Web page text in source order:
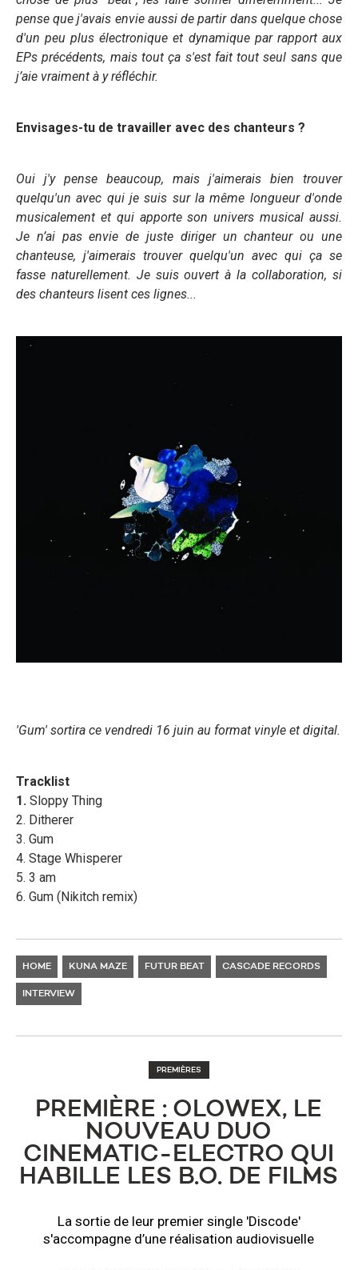
pense que j'avais envie aussi de partir dans quelque chose
d'un peu plus électronique et dynamique par rapport aux
EPs précédents, mais tout ça s'est fait tout seul sans que
j’aie vraiment à y réfléchir.
Envisages-tu de travailler avec des chanteurs ?
Oui j'y pense beaucoup, mais j'aimerais bien trouver
quelqu'un avec qui je suis sur la même longueur d'onde
musicalement et qui apporte son univers musical aussi.
Je n’ai pas envie de juste diriger un chanteur ou une
chanteuse, j'aimerais trouver quelqu'un avec qui ça se
fasse naturellement. Je suis ouvert à la collaboration, si
des chanteurs lisent ces lignes...
'Gum' sortira ce vendredi 16 juin au format vinyle et digital.
Tracklist
1. Sloppy Thing
2. Ditherer
3. Gum
4. Stage Whisperer
5. 3 am
6. Gum (Nikitch remix)
HOME KUNA MAZE FUTUR BEAT CASCADE RECORDS
INTERVIEW
PREMIÈRES
PREMIÈRE : OLOWEX, LE
NOUVEAU DUO
CINEMATIC-ELECTRO QUI
HABILLE LES B.O. DE FILMS
​La sortie de leur premier single 'Discode'
s'accompagne d’une réalisation audiovisuelle